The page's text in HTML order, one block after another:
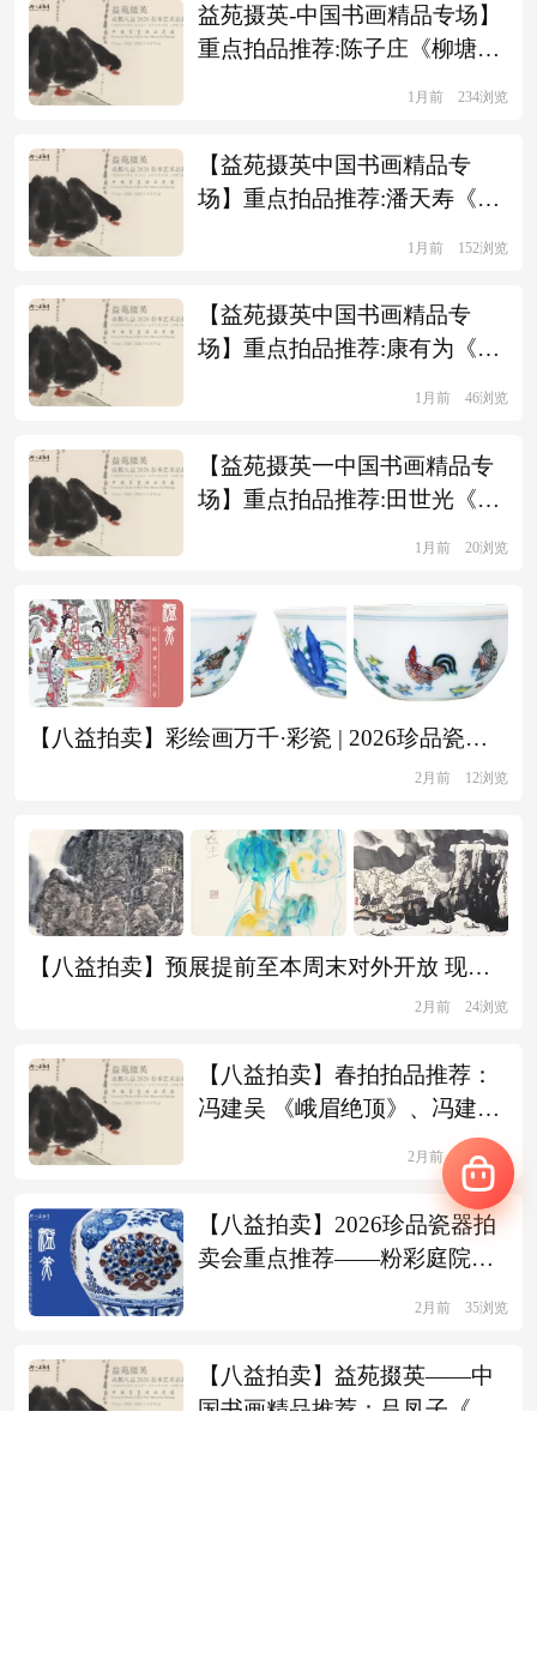
益苑摄英-中国书画精品专场】
重点拍品推荐:陈子庄《柳塘黑
1月前 234浏览
【益苑摄英中国书画精品专
场】重点拍品推荐:潘天寿《溪
1月前 152浏览
【益苑摄英中国书画精品专
场】重点拍品推荐:康有为《书
1月前 46浏览
【益苑摄英一中国书画精品专
场】重点拍品推荐:田世光《平
1月前 20浏览
【八益拍卖】彩绘画万千·彩瓷 | 2026珍品瓷器专场拍卖会 精选推荐
2月前 12浏览
【八益拍卖】预展提前至本周末对外开放 现当代名家专题选粹
2月前 24浏览
【八益拍卖】春拍拍品推荐：
冯建吴 《峨眉绝顶》、冯建吴
2月前 272浏览
【八益拍卖】2026珍品瓷器拍
卖会重点推荐——粉彩庭院仕
2月前 35浏览
【八益拍卖】益苑掇英——中
国书画精品推荐：吕凤子《月